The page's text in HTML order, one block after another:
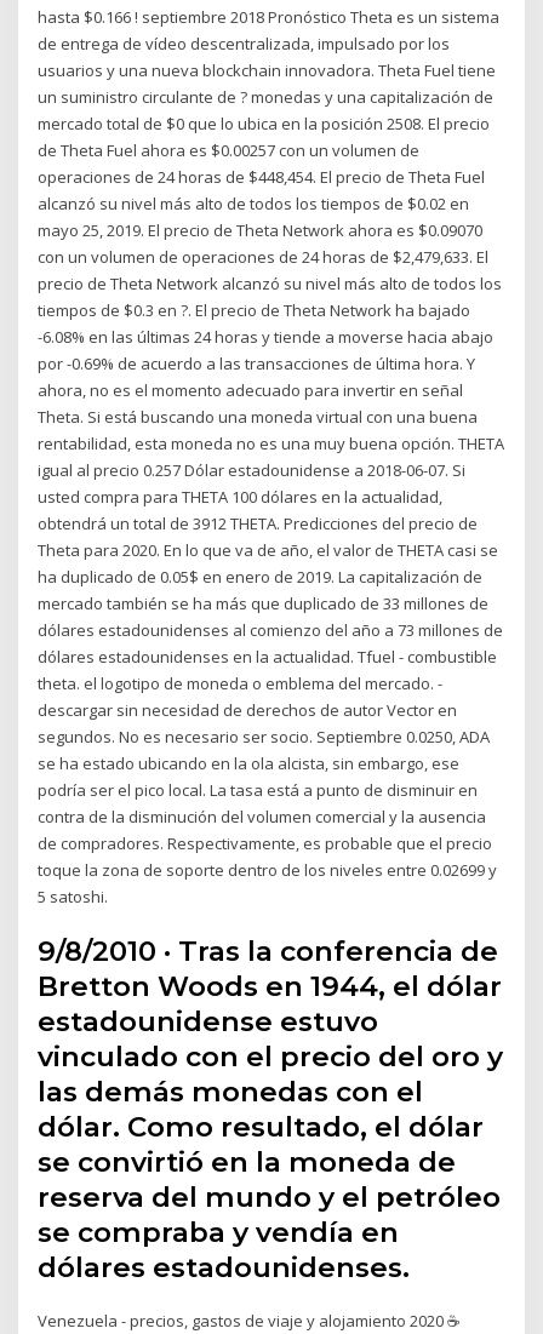
hasta $0.166 ! septiembre 2018 Pronóstico Theta es un sistema
de entrega de vídeo descentralizada, impulsado por los
usuarios y una nueva blockchain innovadora. Theta Fuel tiene
un suministro circulante de ? monedas y una capitalización de
mercado total de $0 que lo ubica en la posición 2508. El precio
de Theta Fuel ahora es $0.00257 con un volumen de
operaciones de 24 horas de $448,454. El precio de Theta Fuel
alcanzó su nivel más alto de todos los tiempos de $0.02 en
mayo 25, 2019. El precio de Theta Network ahora es $0.09070
con un volumen de operaciones de 24 horas de $2,479,633. El
precio de Theta Network alcanzó su nivel más alto de todos los
tiempos de $0.3 en ?. El precio de Theta Network ha bajado
-6.08% en las últimas 24 horas y tiende a moverse hacia abajo
por -0.69% de acuerdo a las transacciones de última hora. Y
ahora, no es el momento adecuado para invertir en señal
Theta. Si está buscando una moneda virtual con una buena
rentabilidad, esta moneda no es una muy buena opción. THETA
igual al precio 0.257 Dólar estadounidense a 2018-06-07. Si
usted compra para THETA 100 dólares en la actualidad,
obtendrá un total de 3912 THETA. Predicciones del precio de
Theta para 2020. En lo que va de año, el valor de THETA casi se
ha duplicado de 0.05$ en enero de 2019. La capitalización de
mercado también se ha más que duplicado de 33 millones de
dólares estadounidenses al comienzo del año a 73 millones de
dólares estadounidenses en la actualidad. Tfuel - combustible
theta. el logotipo de moneda o emblema del mercado. -
descargar sin necesidad de derechos de autor Vector en
segundos. No es necesario ser socio. Septiembre 0.0250, ADA
se ha estado ubicando en la ola alcista, sin embargo, ese
podría ser el pico local. La tasa está a punto de disminuir en
contra de la disminución del volumen comercial y la ausencia
de compradores. Respectivamente, es probable que el precio
toque la zona de soporte dentro de los niveles entre 0.02699 y
5 satoshi.
9/8/2010 · Tras la conferencia de
Bretton Woods en 1944, el dólar
estadounidense estuvo
vinculado con el precio del oro y
las demás monedas con el
dólar. Como resultado, el dólar
se convirtió en la moneda de
reserva del mundo y el petróleo
se compraba y vendía en
dólares estadounidenses.
Venezuela - precios, gastos de viaje y alojamiento 2020 ☕